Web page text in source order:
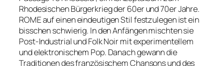
Rhodesischen Bürgerkrieg der 60er und 70er Jahre.
ROME auf einen eindeutigen Stil festzulegen ist ein
bisschen schwierig. In den Anfängen mischten sie
Post-Industrial und Folk Noir mit experimentellem
und elektronischem Pop. Danach gewann die
Traditionen des französischem Chansons und des